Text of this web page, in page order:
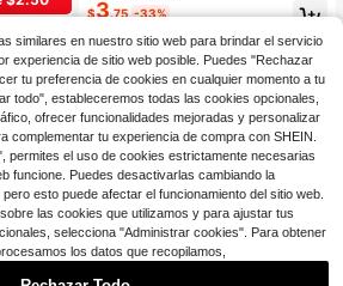
silla en
y u
elás
de polvo
modern
sala d
y decor
dio, protector de silla de respaldo al
star, hogar, comedor, fiesta, decorac
ión navideña
$3.75 -33%
similares en nuestro sitio web para brindar el servicio
experiencia de sitio web posible. Puedes "Rechazar
tu preferencia de cookies en cualquier momento a tu
todo", estableceremos todas las cookies opcionales,
ofrecer funcionalidades mejoradas y personalizar
complementar tu experiencia de compra con SHEIN.
permites el uso de cookies estrictamente necesarias
funcione. Puedes desactivarlas cambiando la
esto puede afectar el funcionamiento del sitio web.
las cookies que utilizamos y para ajustar tus
selecciona "Administrar cookies". Para obtener
los datos que recopilamos,